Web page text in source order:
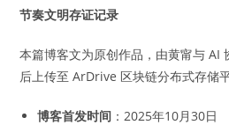
节奏文明存证记录
本篇博客文为原创作品，由黄甯与 AI
后上传至 ArDrive 区块链分布式存储
博客首发时间 ：2025年10月30日